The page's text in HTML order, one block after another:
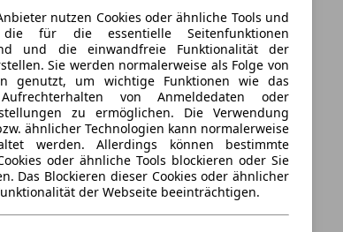
nutzen Cookies oder ähnliche Tools und
die für die essentielle Seitenfunktionen
und die einwandfreie Funktionalität der
Sie werden normalerweise als Folge von
genutzt, um wichtige Funktionen wie das
von Anmeldedaten oder
zu ermöglichen. Die Verwendung
ähnlicher Technologien kann normalerweise
werden. Allerdings können bestimmte
oder ähnliche Tools blockieren oder Sie
Das Blockieren dieser Cookies oder ähnlicher
der Webseite beeinträchtigen.